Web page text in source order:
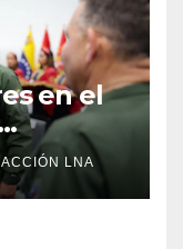
en el
y
LNA